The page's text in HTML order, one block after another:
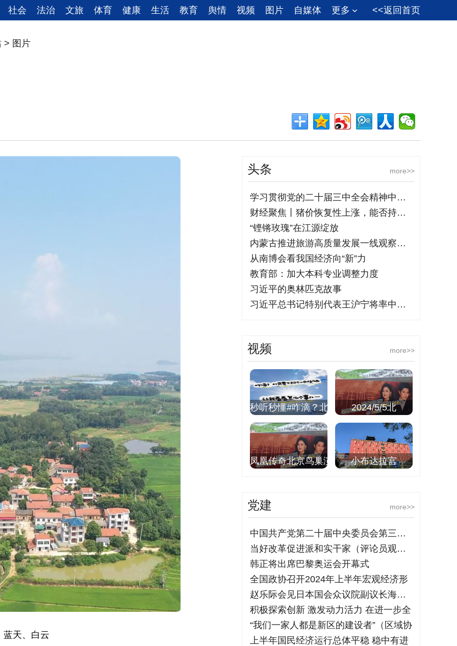
社会 法治 文旅 体育 健康 生活 教育 舆情 视频 图片 自媒体 更多 <<返回首页
> 图片
蓝天、白云
more>>
头条
学习贯彻党的二十届三中全会精神中央宣讲
财经聚焦丨猪价恢复性上涨，能否持续？
“铿锵玫瑰”在江源绽放
内蒙古推进旅游高质量发展一线观察：“我
从南博会看我国经济向“新”力
教育部：加大本科专业调整力度
习近平的奥林匹克故事
习近平总书记特别代表王沪宁将率中共代表
more>>
视频
秒听秒懂#咋滴？北 2024/5/5北
凤凰传奇北京鸟巢演 小布达拉宫
more>>
党建
中国共产党第二十届中央委员会第三次全体
当好改革促进派和实干家（评论员观察）
韩正将出席巴黎奥运会开幕式
全国政协召开2024年上半年宏观经济形
赵乐际会见日本国会众议院副议长海江田万
积极探索创新 激发动力活力 在进一步全
“我们一家人都是新区的建设者”（区域协
上半年国民经济运行总体平稳 稳中有进